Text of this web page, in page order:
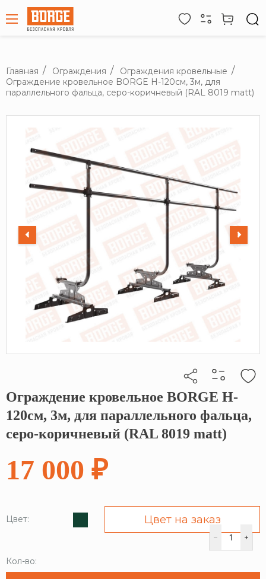
Главная Ограждения
Ограждения кровельные
Ограждение кровельное BORGE H-120см, 3м, для
параллельного фальца, серо-коричневый (RAL 8019 matt)
Кликните, чтобы скопировать прямую ссылку
Ограждение кровельное BORGE H-
120см, 3м, для параллельного фальца,
серо-коричневый (RAL 8019 matt)
17 000 ₽
Цвет: Цвет на заказ
Кол-во: